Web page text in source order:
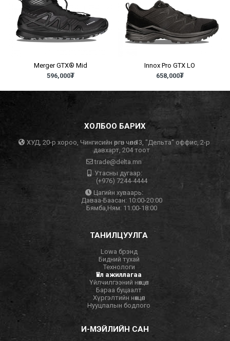
Merger GTX® Mid
596,000₮
Innox Pro GTX LO
658,000₮
ХОЛБОО БАРИХ
ХУД, 20-р хороо, Чингисийн өргөн чөлөө 13, "Дельта" оффис, 2-р
давхарт, 204 тоот
trade@delta.mn
Утасны дугаар:
(+976) 7244-4444
Цагийн хуваарь:
Даваа-Баасан: 10:00-20:00
Бямба,Ням: 11:00-18:00
ТАНИЛЦУУЛГА
Lowa брэнд
Бидний тухай
Технологи
Үйл ажиллагаа
Үйлчилгээний нөхцөл
Бараа буцаалт
Хүргэлтийн нөхцөл
Нууцлалын бодлого
И-МЭЙЛИЙН САН